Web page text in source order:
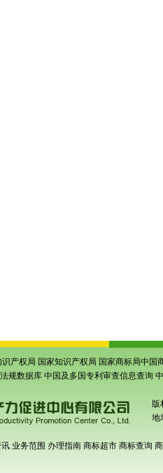
识产权局 国家知识产权局 国家商标局中国
规数据库 中国及多国专利审查信息查询
版
地
业务范围 办理指南 商标超市 商标查询